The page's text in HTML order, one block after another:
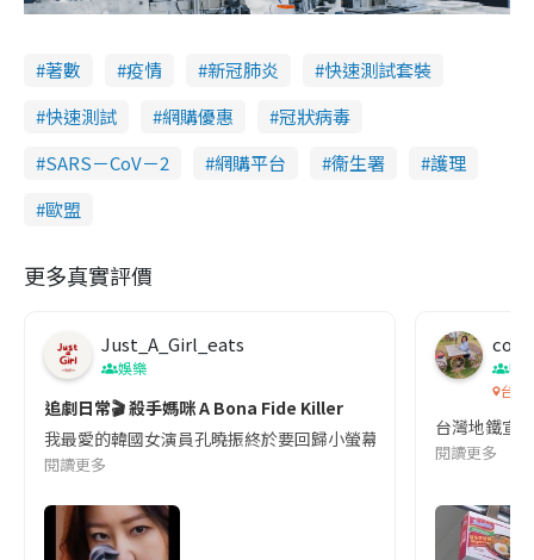
著數 疫情 新冠肺炎
快速測試套裝
快速測試
網購優惠
冠狀病毒
SARS－CoV－2
網購平台 衞生署
護理
歐盟
更多真實評價
Just_A_Girl_eats
娛樂
追劇日常🎬 殺手媽咪 A Bona Fide Killer
我最愛的韓國女演員孔曉振終於要回歸小螢幕啦!這次的劇本改編
閱讀更多
co
吹
台灣
台灣地鐵宣
閱讀更多